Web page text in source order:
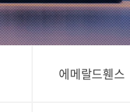
에메랄드휀스